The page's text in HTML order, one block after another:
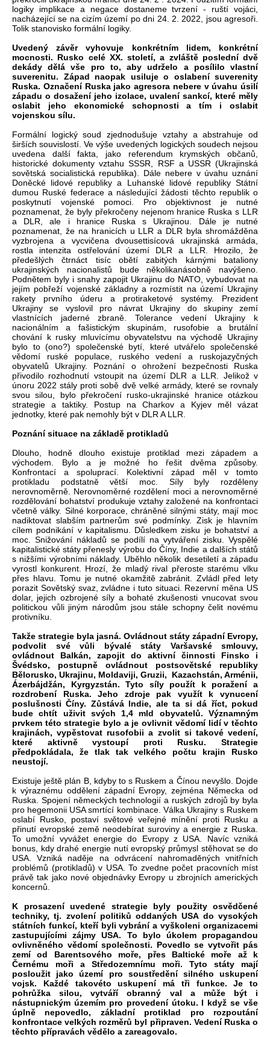
logiky implikace a negace dostaneme tvrzení - ruští vojáci,
nacházející se na cizím území po dni 24. 2. 2022, jsou agresoři.
Tolik stanovisko formální logiky.
Uvedený závěr vyhovuje konkrétním lidem, konkrétní
mocnosti. Rusko celé XX. století, a zvláště poslední dvě
dekády dělá vše pro to, aby udrželo a posílilo vlastní
suverenitu. Západ naopak usiluje o oslabení suverenity
Ruska. Označení Ruska jako agresora nebere v úvahu úsilí
západu o dosažení jeho izolace, uvalení sankcí, které měly
oslabit jeho ekonomické schopnosti a tím i oslabit
vojenskou sílu.
Formální logický soud zjednodušuje vztahy a abstrahuje od
širších souvislostí. Ve výše uvedených logických soudech nejsou
uvedena další fakta, jako referendum krymských občanů,
historické dokumenty vztahu SSSR, RSF a USSR (Ukrajinská
sovětská socialistická republika). Dále nebere v úvahu uznání
Doněcké lidové republiky a Luhanské lidové republiky Státní
dumou Ruské federace a následující žádosti těchto republik o
poskytnutí vojenské pomoci. Pro objektivnost je nutné
poznamenat, že byly překročeny nejenom hranice Ruska s LLR
a DLR, ale i hranice Ruska s Ukrajinou. Dále je nutné
poznamenat, že na hranicích u LLR a DLR byla shromážděna
vyzbrojena a vycvičena dvousettisícová ukrajinská armáda,
rostla intenzita ostřelování území DLR a LLR. Hrozilo, že
předešlých čtrnáct tisíc obětí zabitých kárnými bataliony
ukrajinských nacionalistů bude několikanásobně navýšeno.
Podnětem byly i snahy zapojit Ukrajinu do NATO, vybudovat na
jejím pobřeží vojenské základny a rozmístit na území Ukrajiny
rakety prvního úderu a protiraketové systémy. Prezident
Ukrajiny se vyslovil pro návrat Ukrajiny do skupiny zemí
vlastnících jaderné zbraně. Tolerance vedení Ukrajiny k
nacionálním a fašistickým skupinám, rusofobie a brutální
chování k rusky mluvícímu obyvatelstvu na východě Ukrajiny
bylo to (ono?) společenské bytí, které utvářelo společenské
vědomí ruské populace, ruského vedení a ruskojazyčných
obyvatelů Ukrajiny. Poznání o ohrožení bezpečnosti Ruska
přivodilo rozhodnutí vstoupit na území DLR a LLR. Jelikož v
únoru 2022 stály proti sobě dvě velké armády, které se rovnaly
svou silou, bylo překročení rusko-ukrajinské hranice otázkou
strategie a taktiky. Postup na Charkov a Kyjev měl vázat
jednotky, které pak nemohly být v DLR A LLR.
Poznání situace na základě protikladů
Dlouho, hodně dlouho existuje protiklad mezi západem a
východem. Bylo a je možné ho řešit dvěma způsoby.
Konfrontací a spoluprací. Kolektivní západ měl v tomto
protikladu podstatně větší moc. Síly byly rozděleny
nerovnoměrně. Nerovnoměrné rozdělení moci a nerovnoměrné
rozdělování bohatství produkuje vztahy založené na konfrontaci
včetně války. Silné korporace, chráněné silnými státy, mají moc
nadiktovat slabším partnerům své podmínky. Zisk je hlavním
cílem podnikání v kapitalismu. Důsledkem zisku je bohatství a
moc. Snižování nákladů se podílí na vytváření zisku. Vyspělé
kapitalistické státy přenesly výrobu do Číny, Indie a dalších států
s nižšími výrobními náklady. Uběhlo několik desetiletí a západu
vyrostl konkurent. Hrozí, že mladý rival přeroste starému vlku
přes hlavu. Tomu je nutné okamžitě zabránit. Zvládl před lety
porazit Sovětský svaz, zvládne i tuto situaci. Rezervní měna US
dolar, jejich ozbrojené síly a bohaté zkušenosti vnucovat svou
politickou vůli jiným národům jsou stále schopny čelit novému
protivníku.
Takže strategie byla jasná. Ovládnout státy západní Evropy,
podvolit své vůli bývalé státy Varšavské smlouvy,
ovládnout Balkán, zapojit do aktivní činnosti Finsko i
Švédsko, postupně ovládnout postsovětské republiky
Bělorusko, Ukrajinu, Moldaviji, Gruzii, Kazachstán, Arménii,
Ázerbájdžán, Kyrgyzstán. Tyto síly použít k poražení a
rozdrobení Ruska. Jeho zdroje pak využít k vynucení
poslušnosti Číny. Zůstává Indie, ale ta si dá říct, pokud
bude chtít uživit svých 1,4 mld obyvatelů. Významným
prvkem této strategie bylo a je ovlivnit vědomí lidí v těchto
krajinách, vypěstovat rusofobii a zvolit si takové vedení,
které aktivně vystoupí proti Rusku. Strategie
předpokládala, že tlak tak velkého počtu krajin Rusko
neustojí.
Existuje ještě plán B, kdyby to s Ruskem a Čínou nevyšlo. Dojde
k výraznému oddělení západní Evropy, zejména Německa od
Ruska. Spojení německých technologií a ruských zdrojů by byla
pro hegemonii USA smrtící kombinace. Válka Ukrajiny s Ruskem
oslabí Rusko, postaví světové veřejné mínění proti Rusku a
přinutí evropské země neodebírat suroviny a energie z Ruska.
To umožní vyvážet energie do Evropy z USA. Navíc vzniká
bonus, kdy drahé energie nutí evropský průmysl stěhovat se do
USA. Vzniká naděje na odvrácení nahromaděných vnitřních
problémů (protikladů) v USA. To zvedne počet pracovních míst
právě tak jako nové objednávky Evropy u zbrojních amerických
koncernů.
K prosazení uvedené strategie byly použity osvědčené
techniky, tj. zvolení politiků oddaných USA do vysokých
státních funkcí, kteří byli vybrání a vyškoleni organizacemi
zastupujícími zájmy USA. To bylo úkolem propagandou
ovlivněného vědomí společnosti. Povedlo se vytvořit pás
zemí od Barentsového moře, přes Baltické moře až k
Černému moři a Středozemnímu moři. Tyto státy mají
posloužit jako území pro soustředění silného uskupení
vojsk. Každé takovéto uskupení má tři funkce. Je to
pohrůžka silou, vytváří obranný val a může být i
nástupnickým územím pro provedení útoku. I když se vše
úplně nepovedlo, základní protiklad pro rozpoutání
konfrontace velkých rozměrů byl připraven. Vedení Ruska o
těchto přípravách vědělo a zareagovalo.